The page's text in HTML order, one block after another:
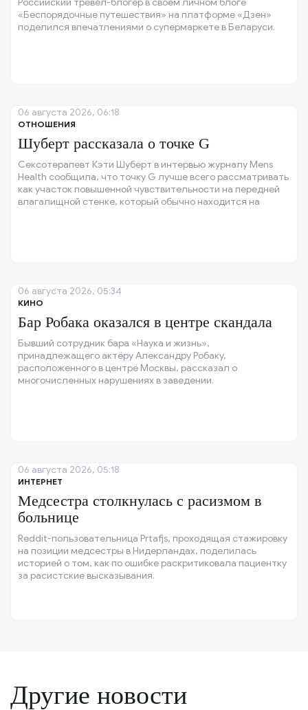
Российский тревел-блогер в своём личном блоге
«Беспорядочные путешествия» на платформе «Дзен»
поделился впечатлениями о супермаркете в Беларуси.
ОТНОШЕНИЯ
Шуберт рассказала о точке G
Сексотерапевт Кэти Шуберт в интервью журналу Mens
Health сообщила, что точку G лучше всего рассматривать
как участок повышенной чувствительности на передней
влагалищной стенке, который обычно находится на
06 августа 2026, 06:18
КИНО
Бар Робака оказался в центре скандала
Бывший сотрудник бара «Наука и жизнь»,
принадлежащего актёру Александру Робаку,
расположенного в центре Москвы, рассказал о
многочисленных нарушениях в заведении.
06 августа 2026, 05:34
ИНТЕРНЕТ
Медсестра столкнулась с расизмом в
больнице
Reddit-пользовательница Prtafjs, проходящая стажировку
на позиции медсестры в Нидерландах, поделилась
историей о том, как по ошибке раскритиковала пациентку
за расистские высказывания.
06 августа 2026, 05:18
Другие новости